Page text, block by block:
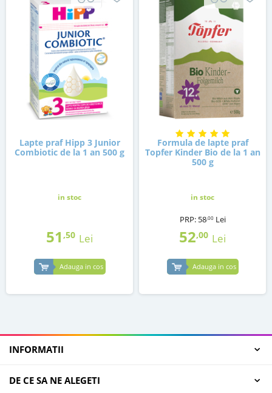
Lapte praf Hipp 3 Junior
Combiotic de la 1 an 500 g
in stoc
51 ,50 Lei
Adauga in cos
Formula de lapte praf
Topfer Kinder Bio de la 1 an
500 g
in stoc
PRP: 58,00 Lei
52,00 Lei
Adauga in cos
INFORMATII
DE CE SA NE ALEGETI